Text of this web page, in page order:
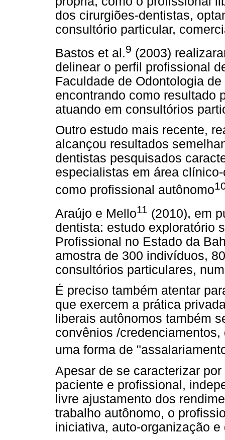
dos cirurgiões-dentistas,
consultório particular,
Bastos et al.9 (2003)
delinear o perfil profissional
Faculdade de Odontologia
encontrando como resultado
atuando em consultórios
Outro estudo mais recente,
alcançou resultados
dentistas pesquisados
especialistas em área
como profissional autônomo
Araújo e Mello11 (2010), em
dentista: estudo exploratório
Profissional no Estado da
amostra de 300 indivíduos,
consultórios particulares,
É preciso também atentar
que exercem a prática
liberais autônomos também
convênios /
uma forma de
Apesar de se caracterizar
paciente e profissional,
livre ajustamento dos
trabalho autônomo, o
iniciativa, auto-organização